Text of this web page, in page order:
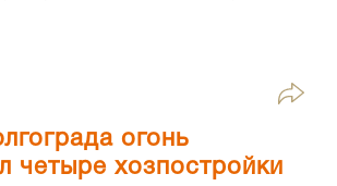
огонь
четыре хозпостройки